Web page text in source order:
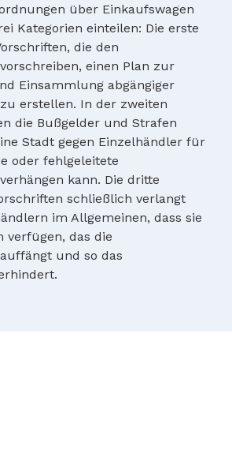
über Einkaufswagen
Kategorien einteilen: Die erste
die den
einen Plan zur
Einsammlung abgängiger
erstellen. In der zweiten
die Bußgelder und Strafen
Stadt gegen Einzelhändler für
oder fehlgeleitete
kann. Die dritte
schließlich verlangt
im Allgemeinen, dass sie
verfügen, das die
und so das